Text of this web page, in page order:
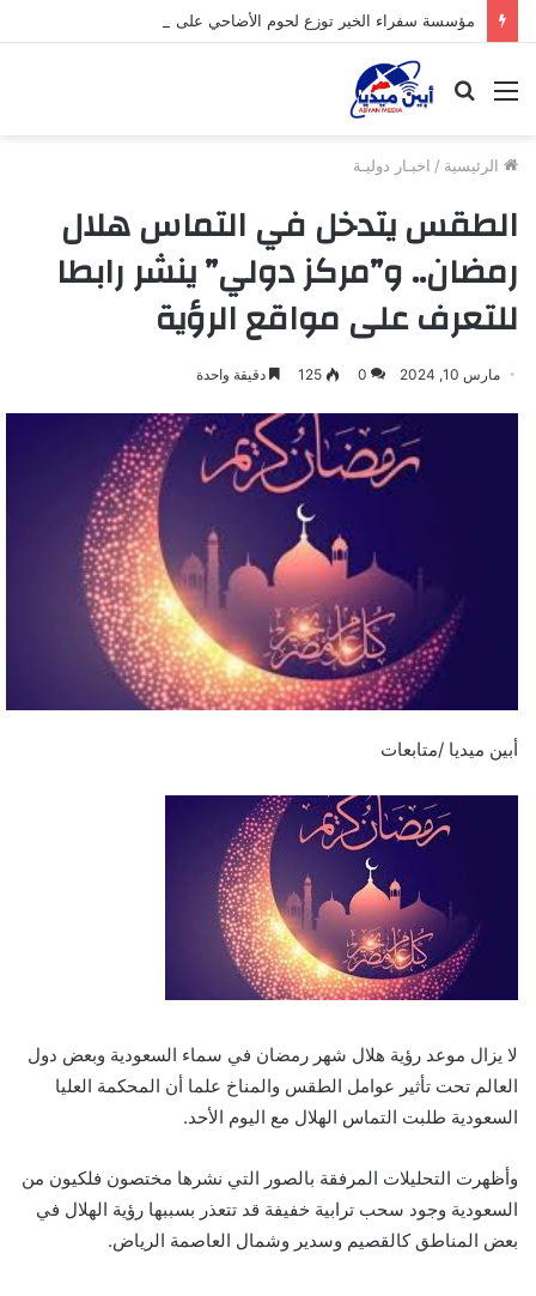
القائمة بحث
الرئيسية / اخبـار دوليـة
الطقس يتدخل في التماس هلال
رمضان.. و”مركز دولي” ينشر رابطا
للتعرف على مواقع الرؤية
مارس 10, 2024 0
125 دقيقة واحدة
أبين ميديا /متابعات
لا يزال موعد رؤية هلال شهر رمضان في سماء السعودية وبعض دول
العالم تحت تأثير عوامل الطقس والمناخ علما أن المحكمة العليا
السعودية طلبت التماس الهلال مع اليوم الأحد.
وأظهرت التحليلات المرفقة بالصور التي نشرها مختصون فلكيون من
السعودية وجود سحب ترابية خفيفة قد تتعذر بسببها رؤية الهلال في
بعض المناطق كالقصيم وسدير وشمال العاصمة الرياض.